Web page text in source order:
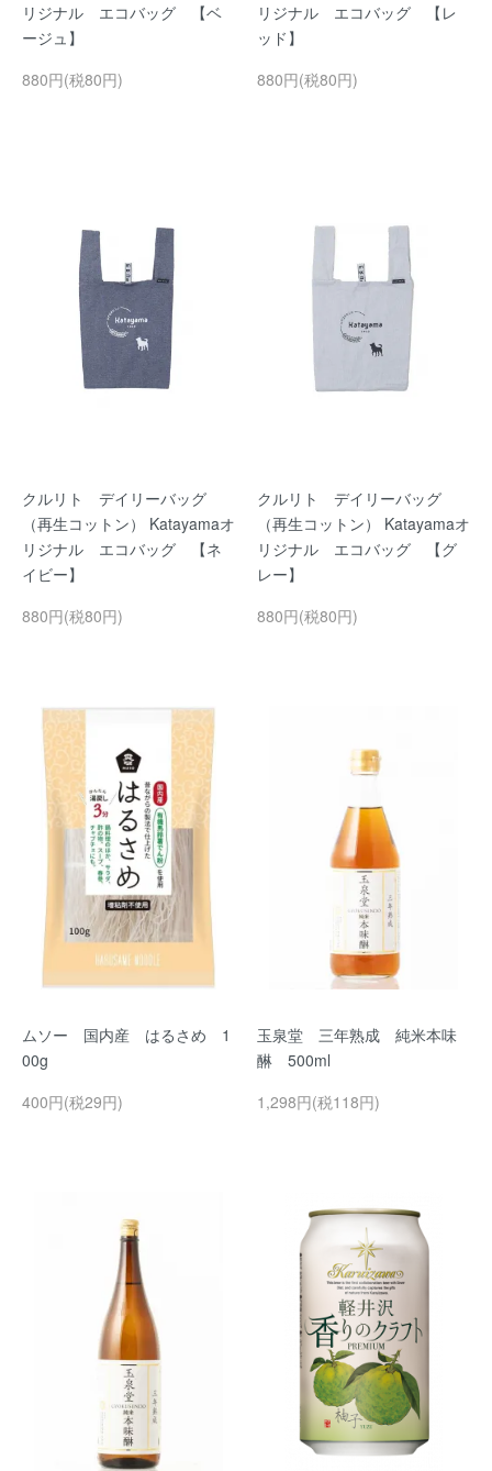
リジナル エコバッグ 【ベ
ージュ】
880円(税80円)
リジナル エコバッグ 【レ
ッド】
880円(税80円)
クルリト デイリーバッグ
（再生コットン） Katayamaオ
リジナル エコバッグ 【ネ
イビー】
880円(税80円)
クルリト デイリーバッグ
（再生コットン） Katayamaオ
リジナル エコバッグ 【グ
レー】
880円(税80円)
ムソー 国内産 はるさめ 1
00g
400円(税29円)
玉泉堂 三年熟成 純米本味
醂 500ml
1,298円(税118円)